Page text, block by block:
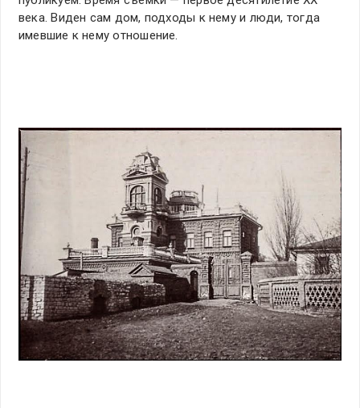
века. Виден сам дом, подходы к нему и люди, тогда
имевшие к нему отношение.